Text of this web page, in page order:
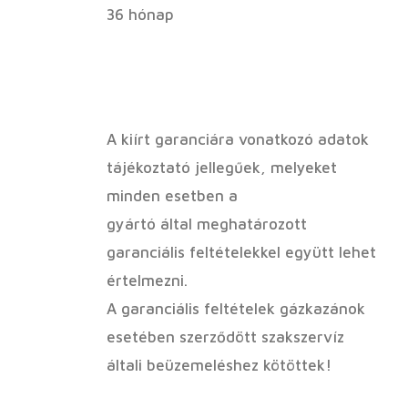
36 hónap
A kiírt garanciára vonatkozó adatok
tájékoztató jellegűek, melyeket
minden esetben a
gyártó által meghatározott
garanciális feltételekkel együtt lehet
értelmezni.
A garanciális feltételek gázkazánok
esetében szerződött szakszervíz
általi beüzemeléshez kötöttek!